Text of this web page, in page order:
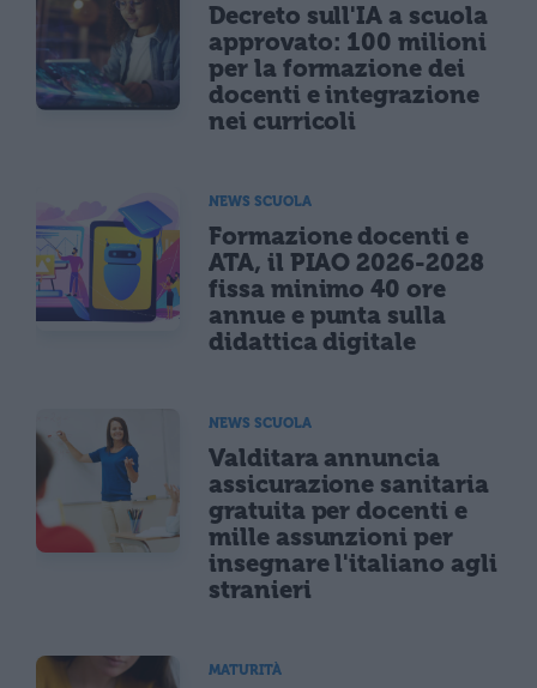
Decreto sull'IA a scuola
approvato: 100 milioni
per la formazione dei
docenti e integrazione
nei curricoli
NEWS SCUOLA
Formazione docenti e
ATA, il PIAO 2026-2028
fissa minimo 40 ore
annue e punta sulla
didattica digitale
NEWS SCUOLA
Valditara annuncia
assicurazione sanitaria
gratuita per docenti e
mille assunzioni per
insegnare l'italiano agli
stranieri
MATURITÀ